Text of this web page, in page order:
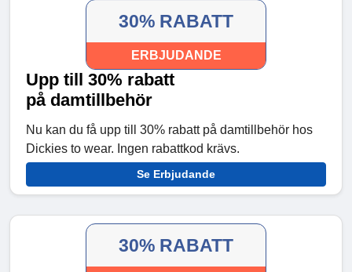
30% RABATT
ERBJUDANDE
Upp till 30% rabatt
på damtillbehör
Nu kan du få upp till 30% rabatt på damtillbehör hos
Dickies to wear. Ingen rabattkod krävs.
Se Erbjudande
30% RABATT